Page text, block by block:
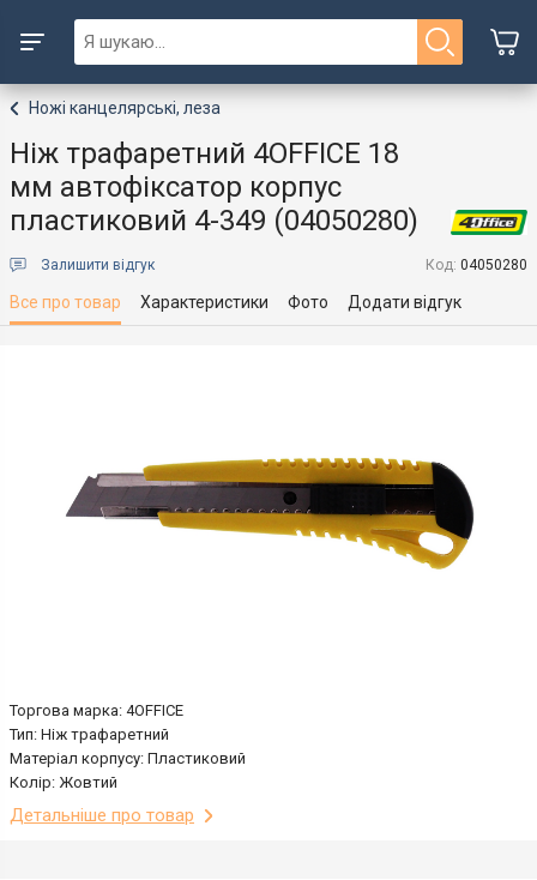
Ножі канцелярські, леза
Ніж трафаретний 4OFFICE 18
мм автофіксатор корпус
пластиковий 4-349 (04050280)
Залишити відгук Код: 04050280
Все про товар Характеристики Фото Додати відгук
Торгова марка: 4OFFICE
Тип: Ніж трафаретний
Матеріал корпусу: Пластиковий
Колір: Жовтий
Детальніше про товар